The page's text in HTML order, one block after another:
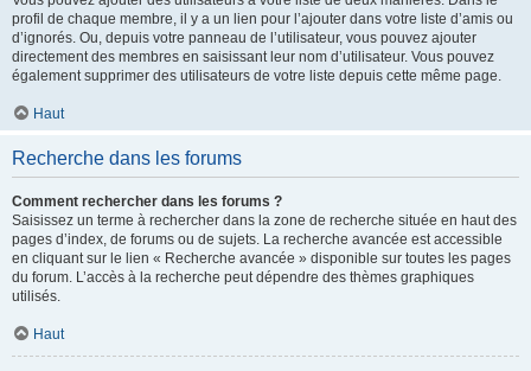
profil de chaque membre, il y a un lien pour l’ajouter dans votre liste d’amis ou
d’ignorés. Ou, depuis votre panneau de l’utilisateur, vous pouvez ajouter
directement des membres en saisissant leur nom d’utilisateur. Vous pouvez
également supprimer des utilisateurs de votre liste depuis cette même page.
Haut
Recherche dans les forums
Comment rechercher dans les forums ?
Saisissez un terme à rechercher dans la zone de recherche située en haut des
pages d’index, de forums ou de sujets. La recherche avancée est accessible
en cliquant sur le lien « Recherche avancée » disponible sur toutes les pages
du forum. L’accès à la recherche peut dépendre des thèmes graphiques
utilisés.
Haut